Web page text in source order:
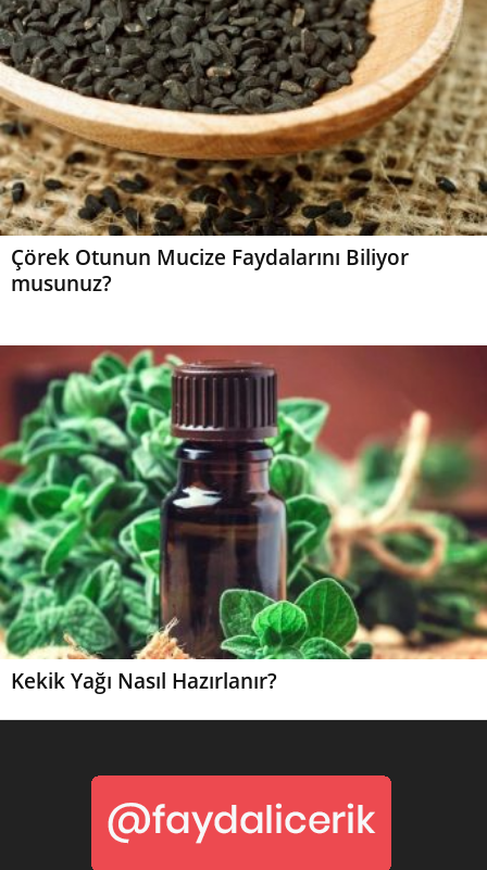
Çörek Otunun Mucize Faydalarını Biliyor
musunuz?
Kekik Yağı Nasıl Hazırlanır?